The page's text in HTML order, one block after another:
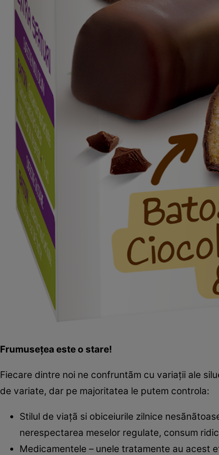
Frumuseţea este o stare!
Fiecare dintre noi ne confruntãm cu variaţii ale
de variate, dar pe majoritatea le putem controla:
Stilul de viaţã si obiceiurile zilnice
nerespectarea meselor regulate, consum
Medicamentele – unele tratamente au acest